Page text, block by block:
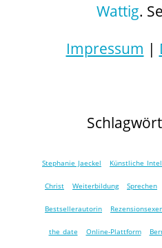
Wattig.
Impressum |
Stephanie Jaeckel Künstliche
Christ Weiterbildung Sprechen
Bestsellerautorin
the date Online-Plattform